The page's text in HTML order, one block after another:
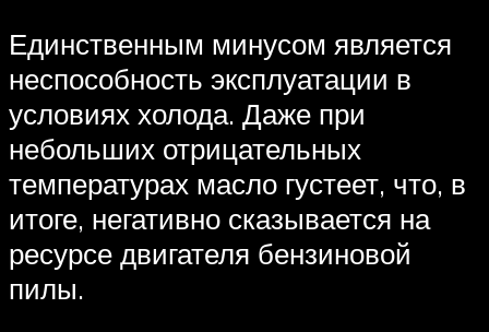
Единственным минусом является
неспособность эксплуатации в
условиях холода. Даже при
небольших отрицательных
температурах масло густеет, что, в
итоге, негативно сказывается на
ресурсе двигателя бензиновой
пилы.